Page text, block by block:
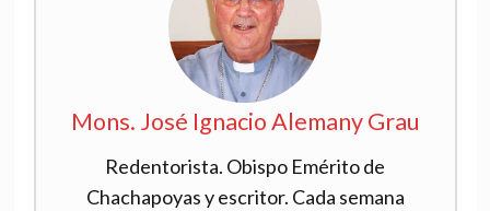
Mons. José Ignacio Alemany Grau
Redentorista. Obispo Emérito de
Chachapoyas y escritor. Cada semana